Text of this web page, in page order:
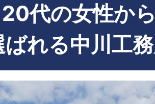
20代の女性か
ばれる中川工